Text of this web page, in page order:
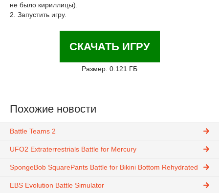
не было кириллицы).
2. Запустить игру.
СКАЧАТЬ ИГРУ
Размер: 0.121 ГБ
Похожие новости
Battle Teams 2
UFO2 Extraterrestrials Battle for Mercury
SpongeBob SquarePants Battle for Bikini Bottom Rehydrated
EBS Evolution Battle Simulator